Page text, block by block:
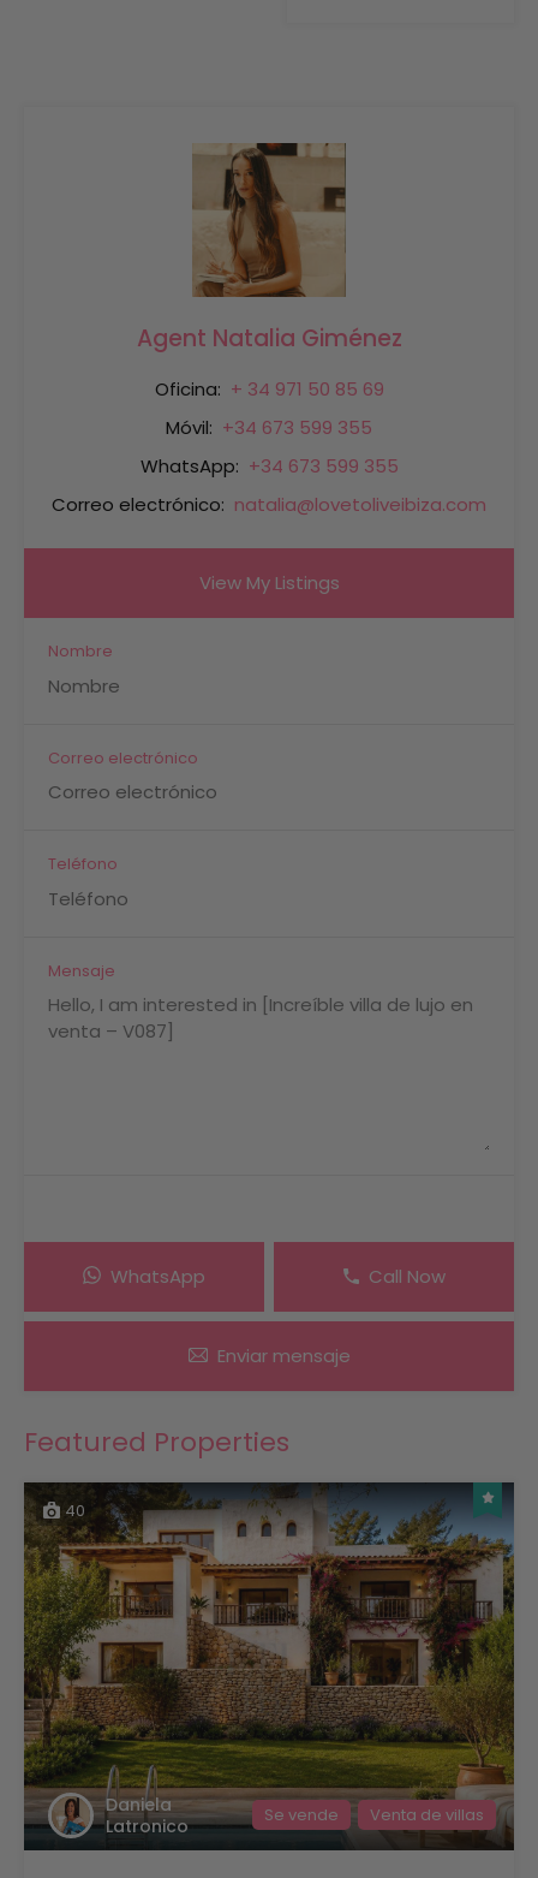
Agent Natalia Giménez
Oficina: + 34 971 50 85 69
Móvil: +34 673 599 355
WhatsApp: +34 673 599 355
Correo electrónico: natalia@lovetoliveibiza.com
View My Listings
Nombre
Correo electrónico
Teléfono
Mensaje
WhatsApp Call Now
Enviar mensaje
Featured Properties
40
Daniela
Latronico
Se vende Venta de villas